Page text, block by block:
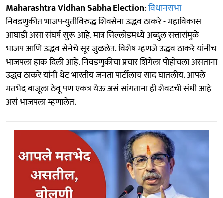
Maharashtra Vidhan Sabha Election:विधानसभा
निवडणुकीत भाजप-युतीविरुद्ध शिवसेना उद्धव ठाकरे - महाविकास
आघाडी असा संघर्ष सुरू आहे. मात्र सिल्लोडमध्ये अब्दुल सत्तारांमुळे
भाजप आणि उद्धव सेनेचे सूर जुळलेत. विशेष म्हणजे उद्धव ठाकरे यांनीच
भाजपला हाक दिली आहे. निवडणुकीचा प्रचार शिगेला पोहोचला असताना
उद्धव ठाकरे यांनी थेट भारतीय जनता पार्टीलाच साद घातलीय. आपले
मतभेद बाजूला ठेवू पण एकत्र येऊ असं सांगताना ही शेवटची संधी आहे
असं भाजपला म्हणालेत.